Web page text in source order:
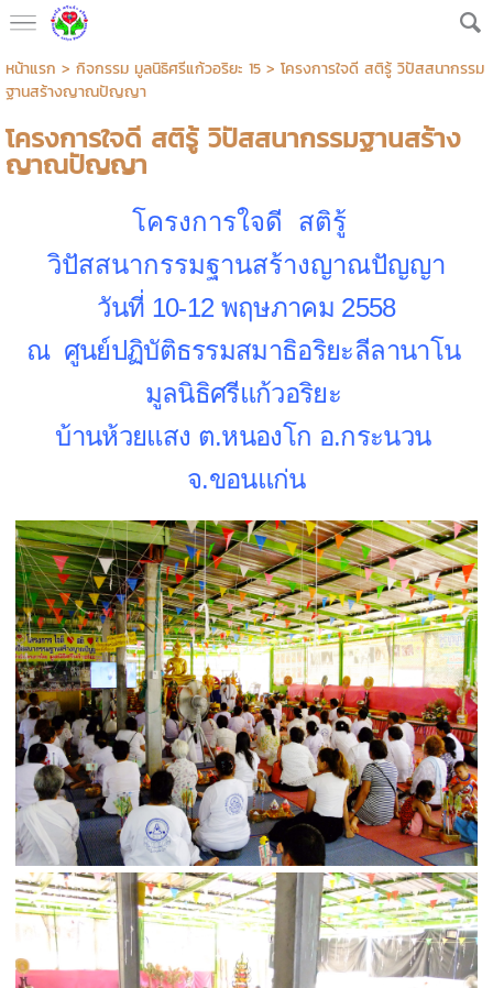
หน้าแรก > กิจกรรม มูลนิธิศรีแก้วอริยะ 15> โครงการใจดี สติรู้ วิปัสสนากรรม
ฐานสร้างญาณปัญญา
โครงการใจดี สติรู้ วิปัสสนากรรมฐานสร้าง
ญาณปัญญา
โครงการใจดี สติรู้
วิปัสสนากรรมฐานสร้างญาณปัญญา
วันที่ 10-12 พฤษภาคม 2558
ณ ศูนย์ปฏิบัติธรรมสมาธิอริยะลีลานาโน
มูลนิธิศรีแก้วอริยะ
บ้านห้วยแสง ต.หนองโก อ.กระนวน
จ.ขอนแก่น